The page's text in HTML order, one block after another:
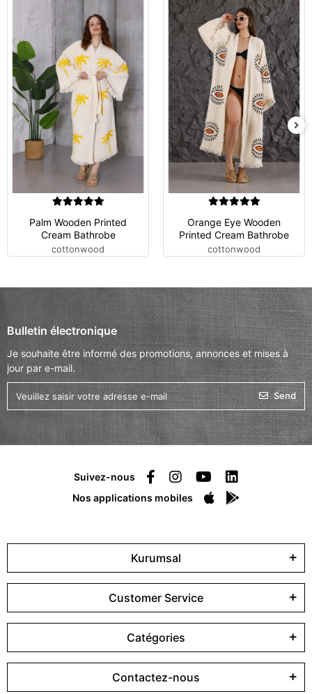
Palm Wooden Printed
Cream Bathrobe
cottonwood
Orange Eye Wooden
Printed Cream Bathrobe
cottonwood
Bulletin électronique
Je souhaite être informé des promotions, annonces et mises à
jour par e-mail.
Send
Suivez-nous
Nos applications mobiles
Kurumsal
Customer Service
Catégories
Contactez-nous